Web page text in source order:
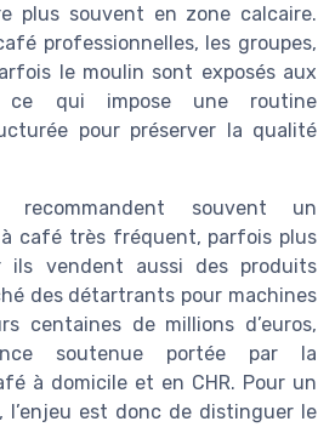
plus souvent en zone calcaire.
professionnelles, les groupes,
le moulin sont exposés aux
ce qui impose une routine
pour préserver la qualité
recommandent souvent un
café très fréquent, parfois plus
ils vendent aussi des produits
des détartrants pour machines
centaines de millions d’euros,
soutenue portée par la
à domicile et en CHR. Pour un
l’enjeu est donc de distinguer le